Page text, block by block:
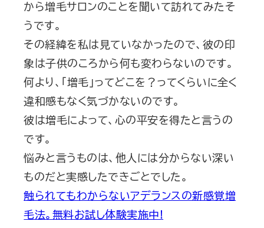
から増毛サロンのことを聞いて訪れてみたそ
うです。
その経緯を私は見ていなかったので、彼の印
象は子供のころから何も変わらないのです。
何より、「増毛」ってどこを？ってくらいに全く
違和感もなく気づかないのです。
彼は増毛によって、心の平安を得たと言うの
です。
悩みと言うものは、他人には分からない深い
ものだと実感したできごとでした。
触られてもわからないアデランスの新感覚増
毛法。無料お試し体験実施中!